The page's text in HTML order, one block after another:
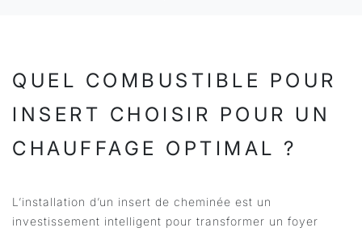
QUEL COMBUSTIBLE POUR
INSERT CHOISIR POUR UN
CHAUFFAGE OPTIMAL ?
L’installation d’un insert de cheminée est un
investissement intelligent pour transformer un foyer